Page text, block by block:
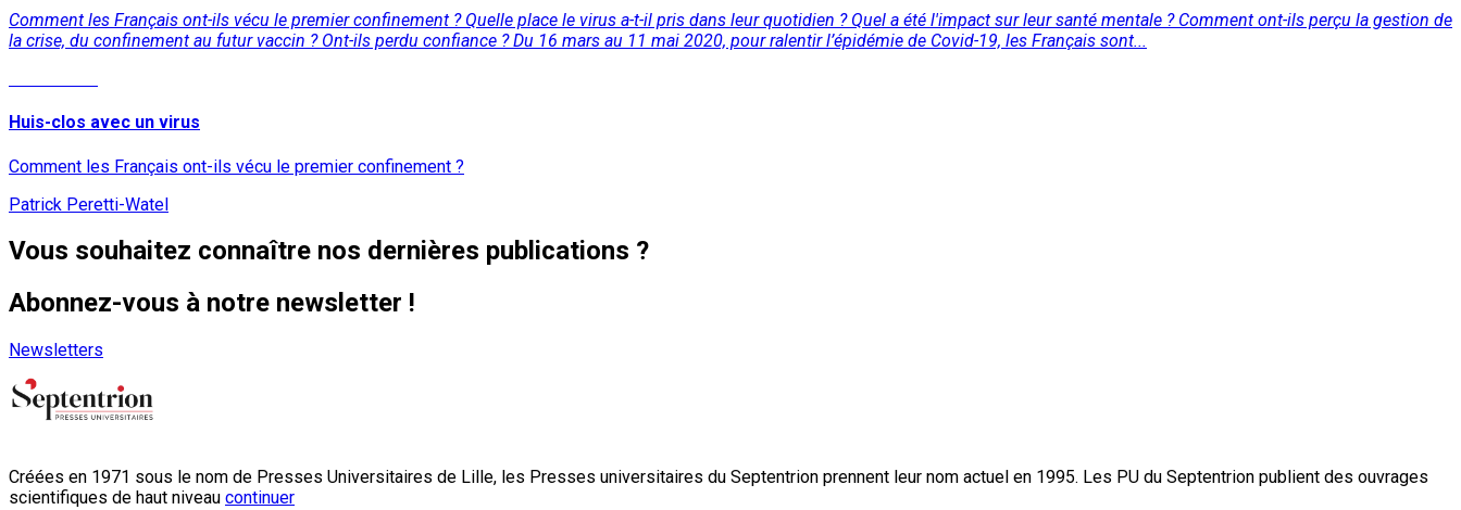
Comment les Français ont-ils vécu le premier confinement ? Quelle place le virus a-t-il pris dans leur quotidien ? Quel a été l'impact sur leur santé mentale ? Comment ont-ils perçu la gestion de
la crise, du confinement au futur vaccin ? Ont-ils perdu confiance ? Du 16 mars au 11 mai 2020, pour ralentir l’épidémie de Covid-19, les Français sont...
Huis-clos avec un virus
Comment les Français ont-ils vécu le premier confinement ?
Patrick Peretti-Watel
Vous souhaitez connaître nos dernières publications ?
Abonnez-vous à notre newsletter !
Newsletters
Créées en 1971 sous le nom de Presses Universitaires de Lille, les Presses universitaires du Septentrion prennent leur nom actuel en 1995. Les PU du Septentrion publient des ouvrages
scientifiques de haut niveau continuer